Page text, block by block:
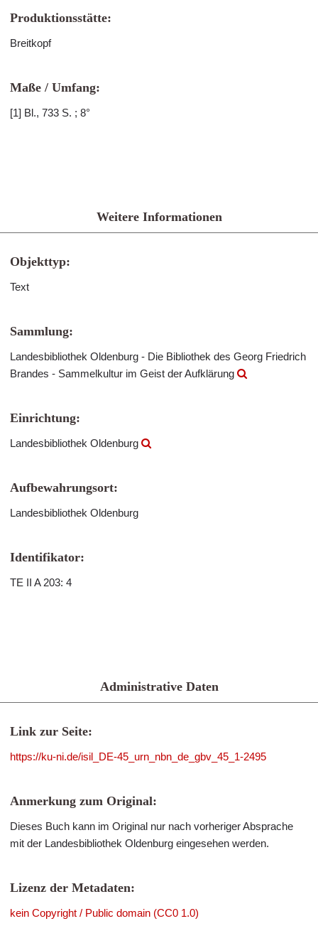
Produktionsstätte:
Breitkopf
Maße / Umfang:
[1] Bl., 733 S. ; 8°
Weitere Informationen
Objekttyp:
Text
Sammlung:
Landesbibliothek Oldenburg - Die Bibliothek des Georg Friedrich
Brandes - Sammelkultur im Geist der Aufklärung
Einrichtung:
Landesbibliothek Oldenburg
Aufbewahrungsort:
Landesbibliothek Oldenburg
Identifikator:
TE II A 203: 4
Administrative Daten
Link zur Seite:
https://ku-ni.de/isil_DE-45_urn_nbn_de_gbv_45_1-2495
Anmerkung zum Original:
Dieses Buch kann im Original nur nach vorheriger Absprache
mit der Landesbibliothek Oldenburg eingesehen werden.
Lizenz der Metadaten:
kein Copyright / Public domain (CC0 1.0)